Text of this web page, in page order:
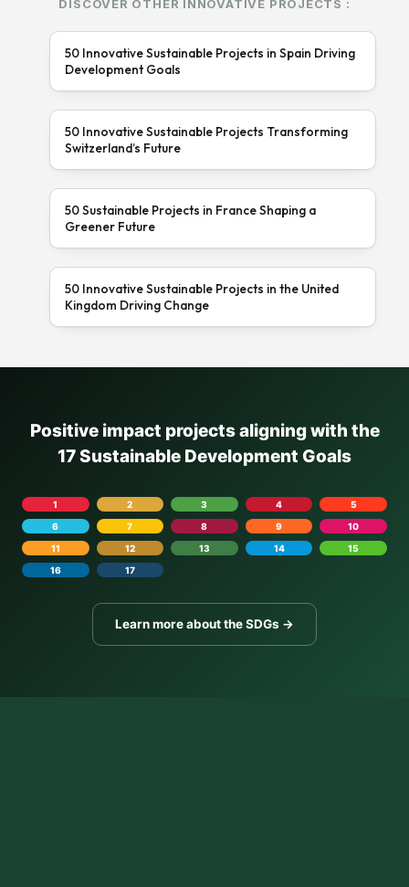
DISCOVER OTHER INNOVATIVE PROJECTS :
50 Innovative Sustainable Projects in Spain Driving
Development Goals
50 Innovative Sustainable Projects Transforming
Switzerland’s Future
50 Sustainable Projects in France Shaping a
Greener Future
50 Innovative Sustainable Projects in the United
Kingdom Driving Change
Positive impact projects aligning with the
17 Sustainable Development Goals
1 2 3 4
5
6
7 8 9
10
11
12 13 14
15
16
17
Learn more about the SDGs →